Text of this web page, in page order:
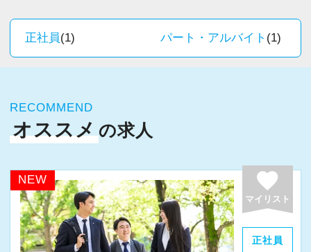
・税務経験を活かして成長したい方
・キャリアアップ志向のある方
・資産税など専門性を高めたい方
・将来的にマネジメントに関わりたい方
・事前に気軽な面談を実施
・仕事内容やキャリアを相談可
・ざっくばらんに質問OK
・納得後に選考へ進めます
新しいチャレンジが沢山ありますので、飽きる
個人事務所ならではの自由な雰囲気で、気負い
なく業務に向かっています。
務を覚えていくことができます。
パソコン作業になりますので、目や脳が疲れた
ら、お茶やお菓子で糖分補給もしながら、作業
を進めています。
正社員(1) パート・アルバイト (1)
RECOMMEND
オススメ の求人
NEW favorite
マイリスト
正社員